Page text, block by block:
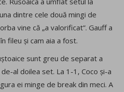
dintre cele două mingi de
vine că „a valorificat”. Gauff a
fileu și cam aia a fost.
sunt greu de separat a
al doilea set. La 1-1, Coco și-a
ei minge de break din meci. A